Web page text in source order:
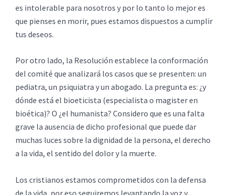
es intolerable para nosotros y por lo tanto lo mejor es
que pienses en morir, pues estamos dispuestos a cumplir
tus deseos.
Por otro lado, la Resolución establece la conformación
del comité que analizará los casos que se presenten: un
pediatra, un psiquiatra y un abogado. La pregunta es: ¿y
dónde está el bioeticista (especialista o magister en
bioética)? O ¿el humanista? Considero que es una falta
grave la ausencia de dicho profesional que puede dar
muchas luces sobre la dignidad de la persona, el derecho
a la vida, el sentido del dolor y la muerte.
Los cristianos estamos comprometidos con la defensa
de la vida, por eso seguiremos levantando la voz y